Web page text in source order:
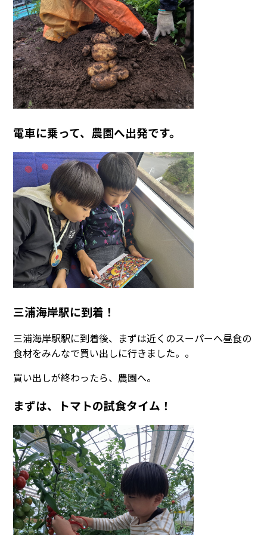
電車に乗って、農園へ出発です。
三浦海岸駅に到着！
三浦海岸駅駅に到着後、まずは近くのスーパーへ昼食の
食材をみんなで買い出しに行きました。。
買い出しが終わったら、農園へ。
まずは、トマトの試食タイム！